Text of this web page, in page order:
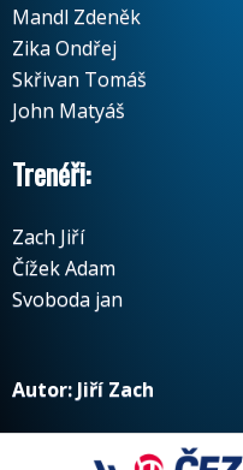
Mandl Zdeněk
Zika Ondřej
Skřivan Tomáš
John Matyáš
Trenéři:
Zach Jiří
Čížek Adam
Svoboda jan
Autor: Jiří Zach